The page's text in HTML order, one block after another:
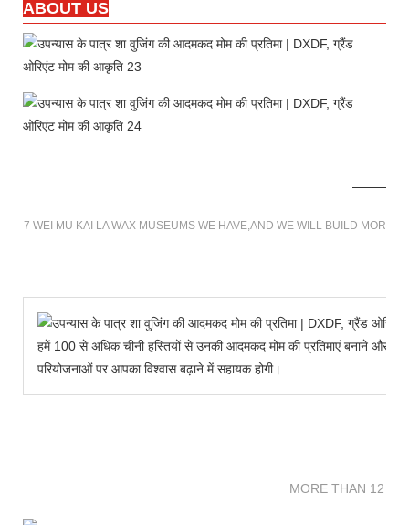
ABOUT US
7 WEI MU KAI LA WAX MUSEUMS WE HAVE,AND WE WILL BUILD MORE
हमें 100 से अधिक चीनी हस्तियों से उनकी आदमकद मोम की प्रतिमाएं बनाने और
परियोजनाओं पर आपका विश्वास बढ़ाने में सहायक होगी।
MORE THAN 12